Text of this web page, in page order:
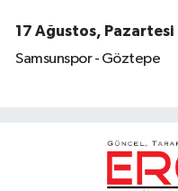
17 Ağustos, Pazartesi
Samsunspor - Göztepe